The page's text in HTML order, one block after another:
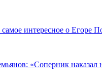
интересное о Егоре
«Соперник наказал